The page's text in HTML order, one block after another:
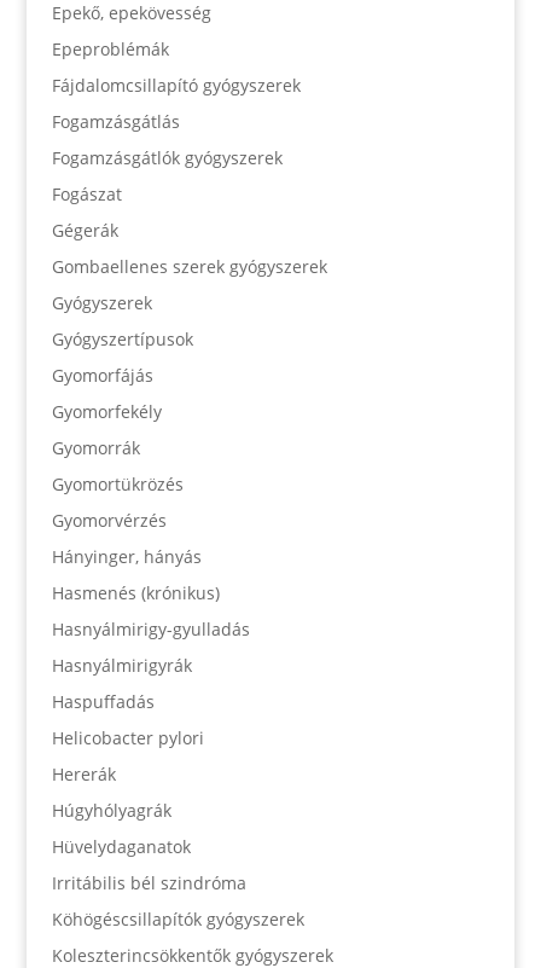
Epekő, epekövesség
Epeproblémák
Fájdalomcsillapító gyógyszerek
Fogamzásgátlás
Fogamzásgátlók gyógyszerek
Fogászat
Gégerák
Gombaellenes szerek gyógyszerek
Gyógyszerek
Gyógyszertípusok
Gyomorfájás
Gyomorfekély
Gyomorrák
Gyomortükrözés
Gyomorvérzés
Hányinger, hányás
Hasmenés (krónikus)
Hasnyálmirigy-gyulladás
Hasnyálmirigyrák
Haspuffadás
Helicobacter pylori
Hererák
Húgyhólyagrák
Hüvelydaganatok
Irritábilis bél szindróma
Köhögéscsillapítók gyógyszerek
Koleszterincsökkentők gyógyszerek